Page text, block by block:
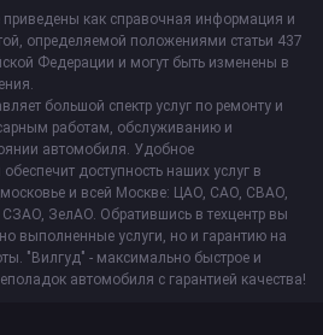
приведены как справочная информация и
определяемой положениями статьи 437
Федерации и могут быть изменены в
большой спектр услуг по ремонту и
работам, обслуживанию и
автомобиля. Удобное
доступность наших услуг в
и всей Москве: ЦАО, САО, СВАО,
ЗелАО. Обратившись в техцентр вы
выполненные услуги, но и гарантию на
"Вилгуд" - максимально быстрое и
автомобиля с гарантией качества!